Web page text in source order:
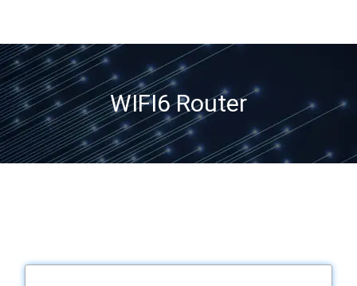
WIFI6 Router